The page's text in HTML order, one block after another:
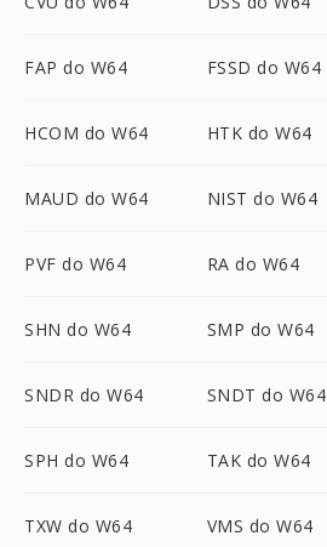
FAP do W64 FSSD do W64
HCOM do W64 HTK do W64
MAUD do W64 NIST do W64
PVF do W64 RA do W64
SHN do W64 SMP do W64
SNDR do W64 SNDT do W64
SPH do W64 TAK do W64
TXW do W64 VMS do W64